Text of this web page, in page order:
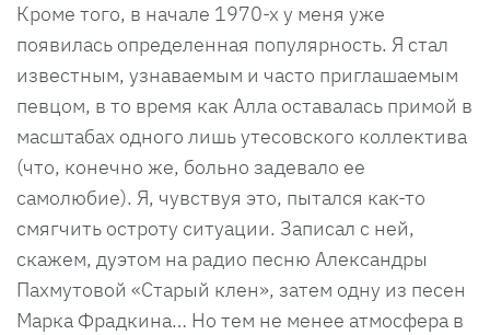
Кроме того, в начале 1970-х у меня уже
появилась определенная популярность. Я стал
известным, узнаваемым и часто приглашаемым
певцом, в то время как Алла оставалась примой в
масштабах одного лишь утесовского коллектива
(что, конечно же, больно задевало ее
самолюбие). Я, чувствуя это, пытался как-то
смягчить остроту ситуации. Записал с ней,
скажем, дуэтом на радио песню Александры
Пахмутовой «Старый клен», затем одну из песен
Марка Фрадкина… Но тем не менее атмосфера в